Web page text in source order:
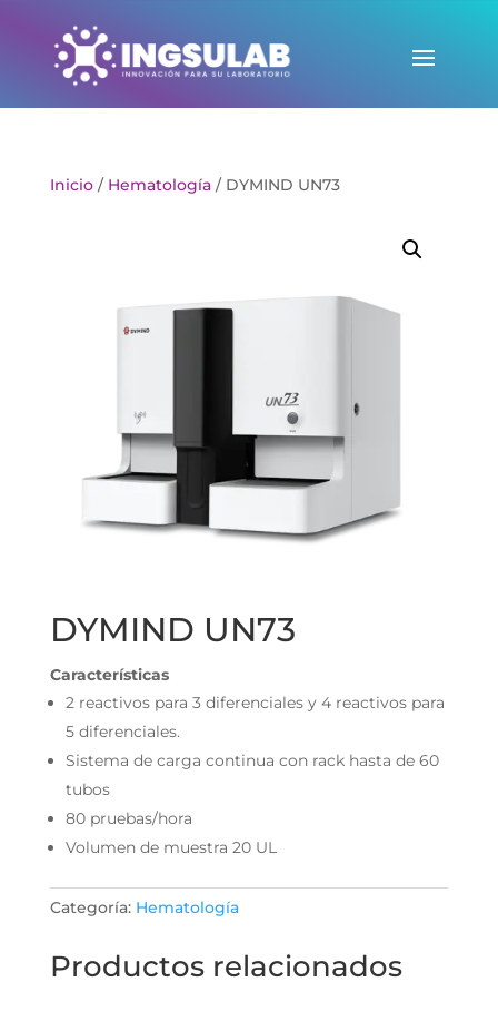
Inicio/ Hematología/ DYMIND UN73
DYMIND UN73
Características
2 reactivos para 3 diferenciales y 4 reactivos para
5 diferenciales.
Sistema de carga continua con rack hasta de 60
tubos
80 pruebas/hora
Volumen de muestra 20 UL
Categoría: Hematología
Productos relacionados